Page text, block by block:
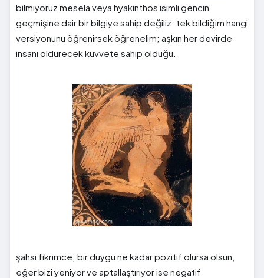
bilmiyoruz mesela veya hyakinthos isimli gencin
geçmişine dair bir bilgiye sahip değiliz. tek bildiğim hangi
versiyonunu öğrenirsek öğrenelim; aşkın her devirde
insanı öldürecek kuvvete sahip olduğu.
şahsi fikrimce; bir duygu ne kadar pozitif olursa olsun,
eğer bizi yeniyor ve aptallaştırıyor ise negatif